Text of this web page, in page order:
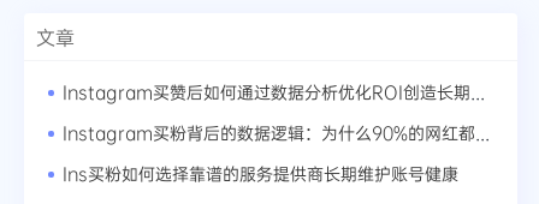
文章
Ins买粉如何选择靠谱的服务提供商长期维护账号健康